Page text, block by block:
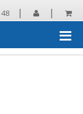
| |
Chariots de